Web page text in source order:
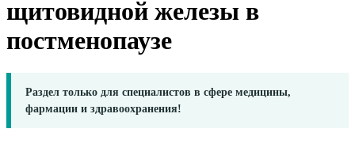
щитовидной железы в
постменопаузе
Раздел только для специалистов в сфере медицины,
фармации и здравоохранения!